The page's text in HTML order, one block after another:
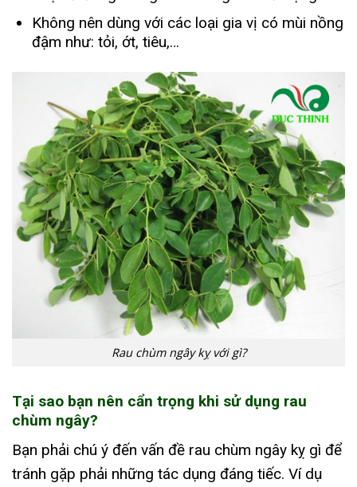
Không nên dùng với các loại gia vị có mùi nồng
đậm như: tỏi, ớt, tiêu,…
Rau chùm ngây kỵ với gì?
Tại sao bạn nên cẩn trọng khi sử dụng rau
chùm ngây?
Bạn phải chú ý đến vấn đề rau chùm ngây kỵ gì để
tránh gặp phải những tác dụng đáng tiếc. Ví dụ